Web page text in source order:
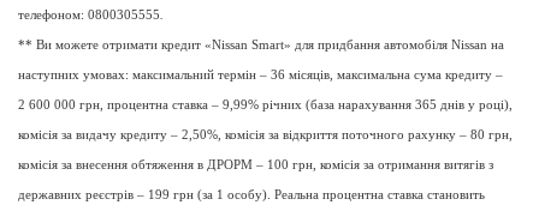
телефоном: 0800305555
** Ви можете отримати кредит «Nissan Smart» для придбання автомобіля Nissan на
наступних умовах: максимальний термін – 36 місяців, максимальна сума кредиту –
2 600 000 грн, процентна ставка – 9,99% річних (база нарахування 365 днів у році),
комісія за видачу кредиту – 2,50%, комісія за відкриття поточного рахунку – 80 грн,
комісія за внесення обтяження в ДРОРМ – 100 грн, комісія за отримання витягів з
державних реєстрів – 199 грн (за 1 особу). Реальна процентна ставка становить